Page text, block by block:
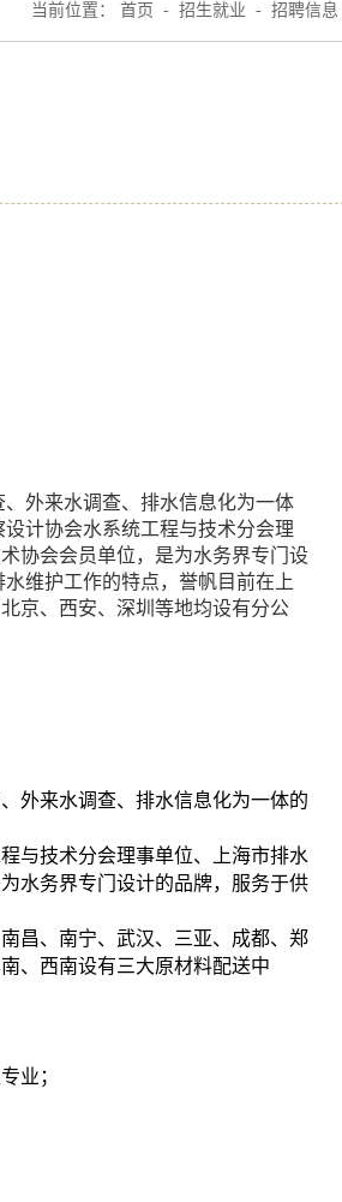
当前位置： 首页 - 招生就业 - 招聘信息
外来水调查、排水信息化为一体
计协会水系统工程与技术分会理
协会会员单位，是为水务界专门设
维护工作的特点，誉帆目前在上
京、西安、深圳等地均设有分公
外来水调查、排水信息化为一体的
与技术分会理事单位、上海市排水
水务界专门设计的品牌，服务于供
昌、南宁、武汉、三亚、成都、郑
、西南设有三大原材料配送中
业；